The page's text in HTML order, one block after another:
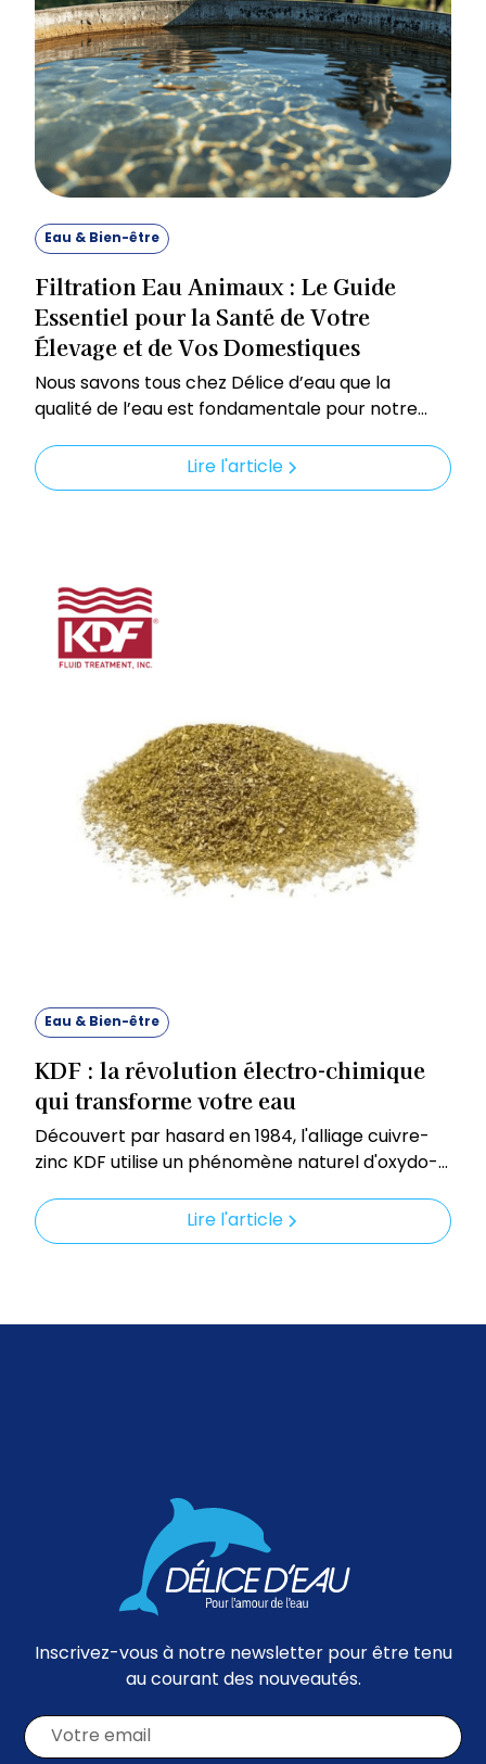
Eau & Bien-être
Filtration Eau Animaux : Le Guide
Essentiel pour la Santé de Votre
Élevage et de Vos Domestiques
Nous savons tous chez Délice d’eau que la
qualité de l’eau est fondamentale pour notre
compagnons à quatre pattes, de nos animaux
d’élevage ou des exploitations agricoles ? Eux
consomment.
Lire l'article
Eau & Bien-être
KDF : la révolution électro-chimique
qui transforme votre eau
Découvert par hasard en 1984, l'alliage cuivre-
zinc KDF utilise un phénomène naturel d'oxydo-
métaux lourds et bactéries. Certifié NSF, il
prolonge la durée de vie du charbon actif et
Lire l'article
Inscrivez-vous à notre newsletter pour être tenu
au courant des nouveautés.